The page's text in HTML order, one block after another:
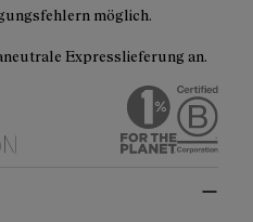
möglich.
Expresslieferung an.